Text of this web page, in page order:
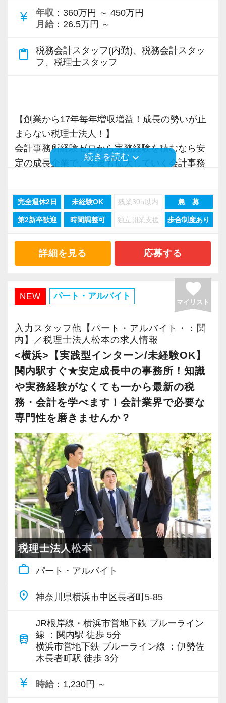
currency_yen 年収 ：360万円 ～ 450万円
月給 ：26.5万円 ～
content_paste
税務会計スタッフ(内勤)、税務会計スタッ
フ、税理士スタッフ
【創業から17年毎年増収増益！成長の勢いが止
まらない税理士法人！】
会計事務所経験ゼロから実務経験を積むなら安
定の成長企業で、今後も拡大していく会計事務
現在当社では「渋谷」「新宿」「錦糸町」
「柏」「横浜」「大阪」の６拠点を展開してい
2021年6月に「渋谷オフィス」を新設し、その
後「新宿オフィス」「大阪オフィス」「錦糸町
さらに2022年12月には「柏オフィス」を開設
し、2025年には大阪オフィスを増床するなど、
事業拡大を続けています。
安定性抜群の環境で自己成長を実現できます。
社員の持つ「やる・やりたい」という気持ちを
大事にしているため、資格を持っていなくて
も、スピーディーなキャリアアップが可能で
す！
充実した実務重視のOJTで、安心して職務経験
と知識をゼロから身に付けられます！
税務・会計の経験と知識を磨きながらステップ
アップを目指しませんか？
【対象業種100種以上！節税・融資・税務調査に
強い税理士法人です】
創業以来17年連続増収増益、顧問先数2500以
上、全国6拠点で安定的に成長中です。
お客様に事務所までご来社いただく来所型サー
います。
専門Webサイトを10サイト以上運営しており、
新規顧問契約のお客様が毎年400件以上増加！
各オフィスに国税OB税理士が在籍しているの
続きを読む keyboard_arrow_down
完全週休2日 未経験OK 残業30h以内 急 募
第2新卒歓迎 時間調整可 独立開業支援 歩合制度あり
詳細を見る 応募する
NEW パート・アルバイト favorite
マイリスト
入力スタッフ他【パート・アルバイト・：関
内】／税理士法人松本の求人情報
<横浜>【実践型インターン/未経験OK】
関内駅すぐ★安定成長中の事務所！知識
や実務経験がなくても一から最新の税
務・会計を学べます！会計業界で必要な
専門性を磨きませんか？
税理士法人松本
work_outline パート・アルバイト
place 神奈川県横浜市中区長者町5-85
train
JR根岸線・横浜市営地下鉄 ブルーライン
線 ：関内駅 徒歩 5分
横浜市営地下鉄 ブルーライン線 ：伊勢佐
木長者町駅 徒歩 3分
currency_yen 時給 ：1,230円 ～